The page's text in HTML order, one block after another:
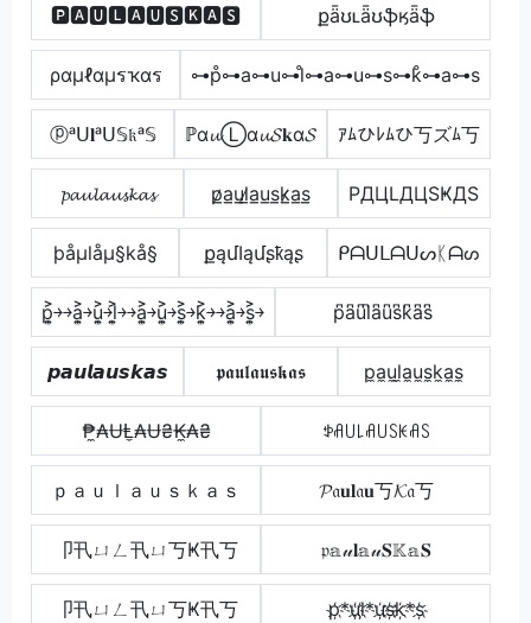
🅿🅰🆄🅻🅰🆄🆂🅺🅰🆂 քǟʊʟǟʊֆӄǟֆ
ραµℓαµรҡαร ⊶p̊⊶a⊶u⊶l̊⊶a⊶u⊶s⊶k̊⊶a⊶s
ⓟᵃᑌ𝐥ᵃᑌ𝕊𝔨ᵃ𝕊 ℙα𝓾Ⓛα𝓾𝓢𝐤α𝓢 ｱﾑひﾚﾑひ丂ズﾑ丂
𝓹𝓪𝓾𝓵𝓪𝓾𝓼𝓴𝓪𝓼 p̷̲a̲u̲l̷̲a̲u̲s̲k̷̲a̲s̲ PДЦLДЦSҜДS
þåµlåµ§kå§ քąմӀąմʂҟąʂ ᑭᗩᑌᒪᗩᑌᔕᛕᗩᔕ
p͎͍͐￫￫a͎͍͐￫u͎͍͐￫l͎͍͐￫￫a͎͍͐￫u͎͍͐￫s͎͍͐￫k͎͍͐￫￫a͎͍͐￫s͎͍͐￫ p͆a͆u͆l͆a͆u͆s͆k͆a͆s͆
𝙥𝙖𝙪𝙡𝙖𝙪𝙨𝙠𝙖𝙨 𝖕𝖆𝖚𝖑𝖆𝖚𝖘𝖐𝖆𝖘 p̼a̼u̼l̼a̼u̼s̼k̼a̼s̼
₱̼₳ɄⱠ̼₳Ʉ₴₭̼₳₴ ꉣꋬ꒤꒒ꋬ꒤ꇙꀘꋬꇙ
ｐａｕｌａｕｓｋａｓ 𝓟𝔞𝐮𝐥𝔞𝐮丂𝓚𝔞丂
卩卂ㄩㄥ卂ㄩ丂Ҝ卂丂 𝔭𝕒𝓊𝐥𝕒𝓊𝐒𝕂𝕒𝐒
卩卂ㄩㄥ卂ㄩ丂Ҝ卂丂 p҉*u҉l҉*u҉s҉k҉*s҉